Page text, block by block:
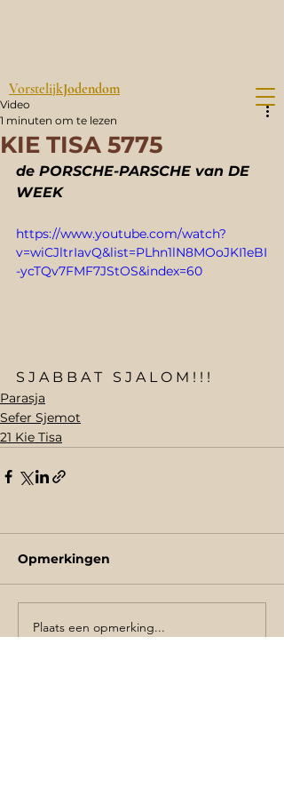
VorstelijkJodendom
KIE TISA 5775
Video
1 minuten om te lezen
de PORSCHE-PARSCHE van DE
WEEK
https://www.youtube.com/watch?
v=wiCJltrIavQ&list=PLhn1lN8MOoJKI1eBI
-ycTQv7FMF7JStOS&index=60
S J A B B A T   S J A L O M ! ! !
Parasja
Sefer Sjemot
21 Kie Tisa
Opmerkingen
Plaats een opmerking...